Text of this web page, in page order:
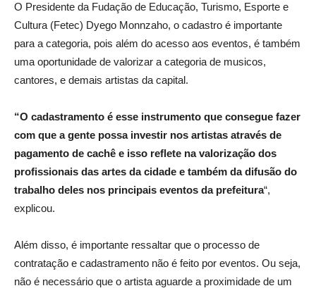
O Presidente da Fudação de Educação, Turismo, Esporte e
Cultura (Fetec) Dyego Monnzaho, o cadastro é importante
para a categoria, pois além do acesso aos eventos, é também
uma oportunidade de valorizar a categoria de musicos,
cantores, e demais artistas da capital.
“O cadastramento é esse instrumento que consegue fazer
com que a gente possa investir nos artistas através de
pagamento de cachê e isso reflete na valorização dos
profissionais das artes da cidade e também da difusão do
trabalho deles nos principais eventos da prefeitura“,
explicou.
Além disso, é importante ressaltar que o processo de
contratação e cadastramento não é feito por eventos. Ou seja,
não é necessário que o artista aguarde a proximidade de um